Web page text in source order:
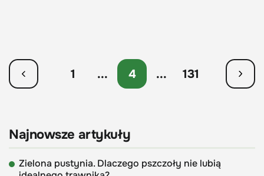
1 ... 4 ... 131
Najnowsze artykuły
Zielona pustynia. Dlaczego pszczoły nie lubią